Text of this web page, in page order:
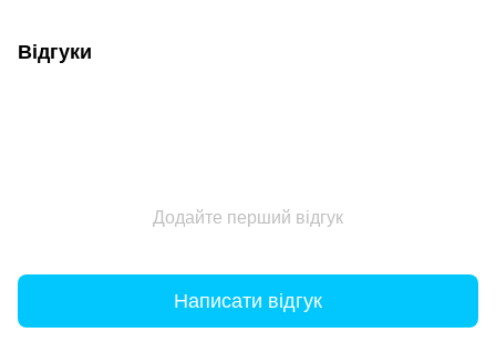
Відгуки
Додайте перший відгук
Написати відгук